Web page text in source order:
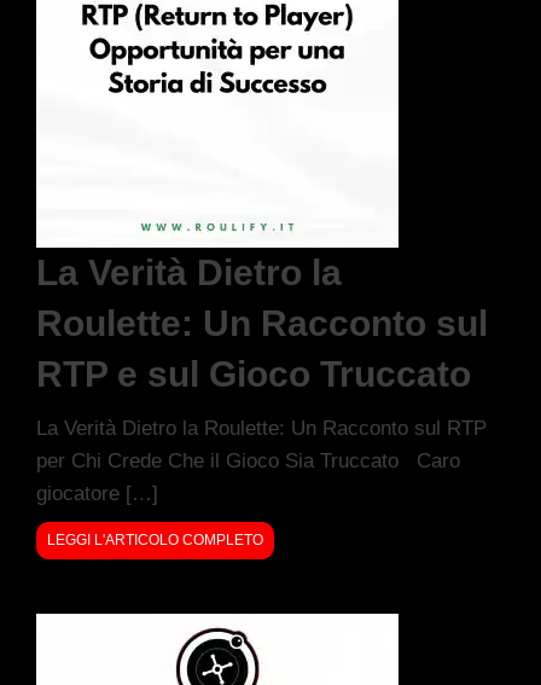
La Verità Dietro la
Roulette: Un Racconto sul
RTP e sul Gioco Truccato
La Verità Dietro la Roulette: Un Racconto sul RTP
per Chi Crede Che il Gioco Sia Truccato Caro
giocatore […]
LEGGI L'ARTICOLO COMPLETO